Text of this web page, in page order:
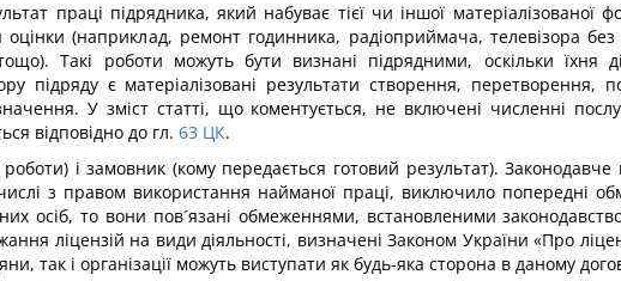
праці підрядника, який набуває тієї чи іншої матеріалізованої
оцінки (наприклад, ремонт годинника, радіоприймача, телевізора
Такі роботи можуть бути визнані підрядними, оскільки їхня
підряду є матеріалізовані результати створення, перетворення,
У зміст статті, що коментується, не включені численні
відповідно до гл. 63 ЦК.
і замовник (кому передається готовий результат). Законодавче
з правом використання найманої праці, виключило попередні
осіб, то вони пов´язані обмеженнями, встановленими
ліцензій на види діяльності, визначені Законом України «Про
так і організації можуть виступати як будь-яка сторона в даному